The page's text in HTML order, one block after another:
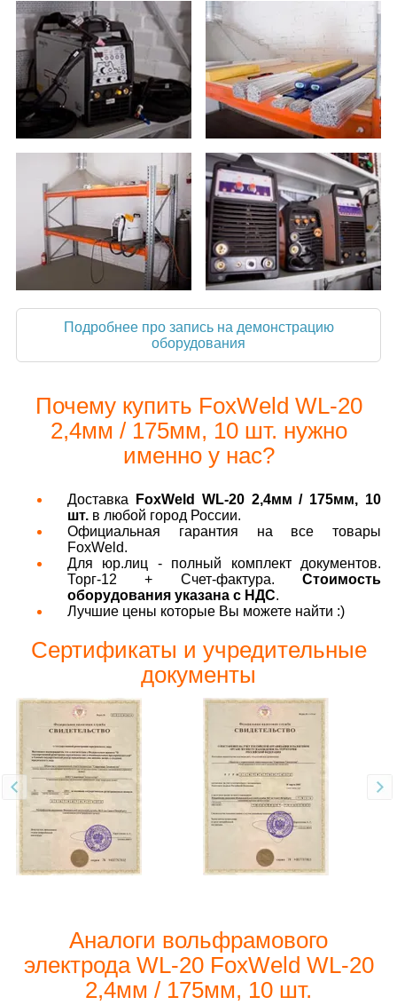
Подробнее про запись на демонстрацию
оборудования
Почему купить FoxWeld WL-20
2,4мм / 175мм, 10 шт. нужно
именно у нас?
Доставка
FoxWeld WL-20 2,4мм / 175мм, 10
шт. в любой город России.
Официальная гарантия на все товары
FoxWeld.
Для юр.лиц - полный комплект документов.
Торг-12 + Счет-фактура. Стоимость
оборудования указана с НДС.
Лучшие цены которые Вы можете найти :)
Сертификаты и учредительные
документы
Аналоги вольфрамового
электрода WL-20 FoxWeld WL-20
2,4мм / 175мм, 10 шт.